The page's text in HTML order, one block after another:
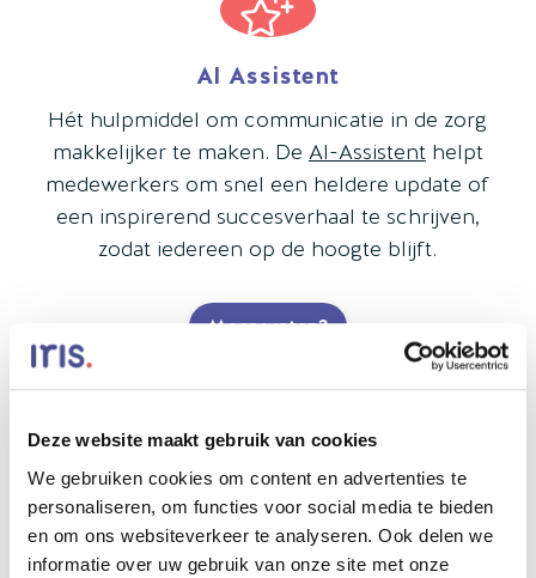
Deze website maakt gebruik van cookies
We gebruiken cookies om content en advertenties te
personaliseren, om functies voor social media te bieden
en om ons websiteverkeer te analyseren. Ook delen we
informatie over uw gebruik van onze site met onze
AI Assistent
Hét hulpmiddel om communicatie in de zorg
makkelijker te maken. De AI-Assistenthelpt
medewerkers om snel een heldere update of
een inspirerend succesverhaal te schrijven,
zodat iedereen op de hoogte blijft.
Meer weten?
Even bijpraten met Iris.
NIEUWS EN PROJECTEN